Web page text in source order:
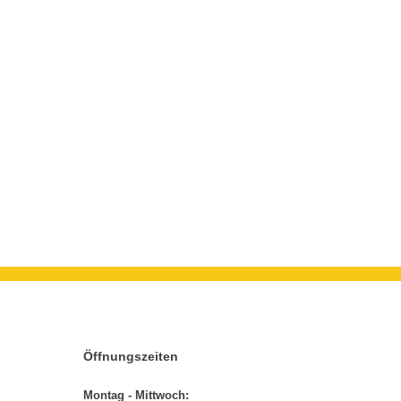
Öffnungszeiten
Montag - Mittwoch: